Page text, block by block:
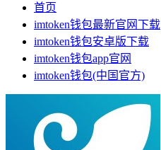
首页
imtoken钱包最新官网下载
imtoken钱包安卓版下载
imtoken钱包app官网
imtoken钱包(中国官方)